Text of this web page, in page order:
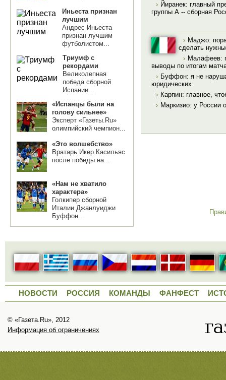
Иньеста признан
лучшим
Андрес Иньеста
признан лучшим
футболистом...
Триумф с
рекордами
Великолепная
победа сборной
Испании...
«Испанцы были на
голову сильнее»
Эксперт «Газеты.Ru»
олимпийский чемпион...
«Это волшебство»
Вратарь Икер Касильяс
после победы на...
«Нам не хватило
характера»
Голкипер сборной
Италии Джанлуиджи
Буффон...
› Йиранек: главный
группы А -- сборная
› Маджо:
сделать
› Малафеев:
выводы по итогам
› Буффон: я не
юридических
› Карпин: главное,
› Маркизио: у России
НОВОСТИ РОССИЯ КОМАНДЫ ФАНФЕСТ
© «Газета.Ru», 2012
Информация об ограничениях